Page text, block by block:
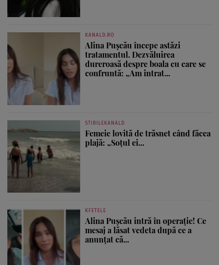
KANALD.RO
Alina Pușcău începe astăzi
tratamentul. Dezvăluirea
dureroasă despre boala cu care se
confruntă: „Am intrat...
STIRILEKANALD
Femeie lovită de trăsnet când făcea
plajă: „Soțul ei...
KFETELE
Alina Pușcău intră în operație! Ce
mesaj a lăsat vedeta după ce a
anunțat că...